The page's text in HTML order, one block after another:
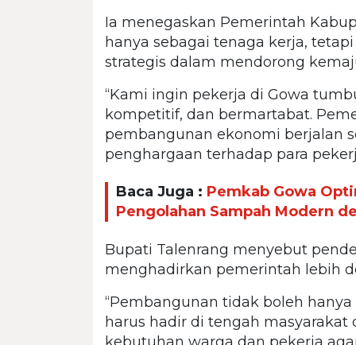
Ia menegaskan Pemerintah
hanya sebagai tenaga kerja,
strategis dalam mendorong
“Kami ingin pekerja di Gowa
kompetitif, dan bermartabat.
pembangunan ekonomi berjalan
penghargaan terhadap para
Baca Juga : Pemkab Gowa
Pengolahan Sampah Modern
Bupati Talenrang menyebut
menghadirkan pemerintah lebih
“Pembangunan tidak boleh
harus hadir di tengah
kebutuhan warga dan pekerja